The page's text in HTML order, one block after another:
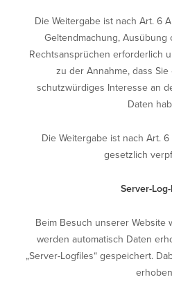
Die Weitergabe ist nach Art. 6
Geltendmachung, Ausübung
Rechtsansprüchen erforderlich
zu der Annahme, dass
schutzwürdiges Interesse an
Daten
Die Weitergabe ist nach Art. 6
gesetzlich
Server-
Beim Besuch unserer Website
werden automatisch Daten
„Server-Logfiles“ gespeichert.